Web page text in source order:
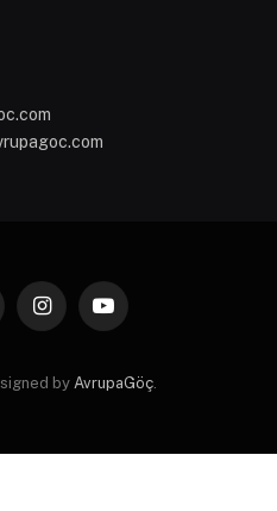
InstagramYouTube
by AvrupaGöç